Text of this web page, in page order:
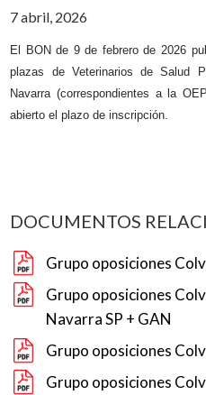
7 abril, 2026
El BON de 9 de febrero de 2026
plazas de Veterinarios de Salud
Navarra (correspondientes a la
abierto el plazo de inscripción.
DOCUMENTOS
Grupo oposiciones
Grupo oposiciones
Navarra SP + GAN
Grupo oposiciones
Grupo oposiciones